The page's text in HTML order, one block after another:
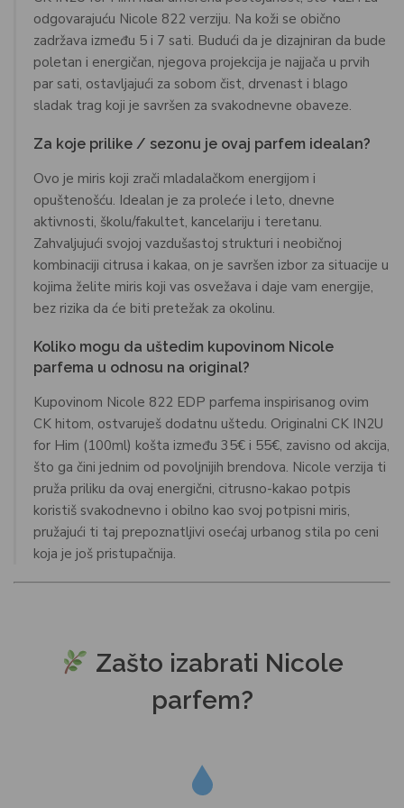
odgovarajuću Nicole 822 verziju. Na koži se obično
zadržava između 5 i 7 sati. Budući da je dizajniran da bude
poletan i energičan, njegova projekcija je najjača u prvih
par sati, ostavljajući za sobom čist, drvenast i blago
sladak trag koji je savršen za svakodnevne obaveze.
Za koje prilike / sezonu je ovaj parfem idealan?
Ovo je miris koji zrači mladalačkom energijom i
opuštenošću. Idealan je za proleće i leto, dnevne
aktivnosti, školu/fakultet, kancelariju i teretanu.
Zahvaljujući svojoj vazdušastoj strukturi i neobičnoj
kombinaciji citrusa i kakaa, on je savršen izbor za situacije u
kojima želite miris koji vas osvežava i daje vam energije,
bez rizika da će biti pretežak za okolinu.
Koliko mogu da uštedim kupovinom Nicole
parfema u odnosu na original?
Kupovinom Nicole 822 EDP parfema inspirisanog ovim
CK hitom, ostvaruješ dodatnu uštedu. Originalni CK IN2U
for Him (100ml) košta između 35€ i 55€, zavisno od akcija,
što ga čini jednim od povoljnijih brendova. Nicole verzija ti
pruža priliku da ovaj energični, citrusno-kakao potpis
koristiš svakodnevno i obilno kao svoj potpisni miris,
pružajući ti taj prepoznatljivi osećaj urbanog stila po ceni
koja je još pristupačnija.
Zašto izabrati Nicole
parfem?